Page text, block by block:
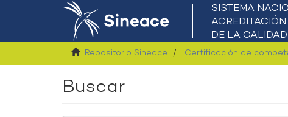
Repositorio Sineace Certificación de
Buscar